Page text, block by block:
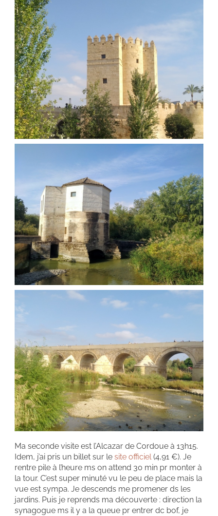
Ma seconde visite est l’Alcazar de Cordoue à 13h15.
Idem, j’ai pris un billet sur le site officiel(4,91 €). Je
rentre pile à l’heure ms on attend 30 min pr monter à
la tour. C’est super minuté vu le peu de place mais la
vue est sympa. Je descends me promener ds les
jardins. Puis je reprends ma découverte : direction la
synagogue ms il y a la queue pr entrer dc bof, je